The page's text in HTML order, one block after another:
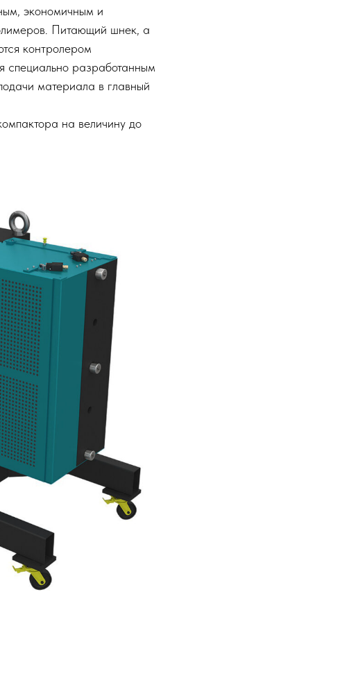
экономичным и
Питающий шнек, а
контролером
специально разработанным
материала в главный
на величину до